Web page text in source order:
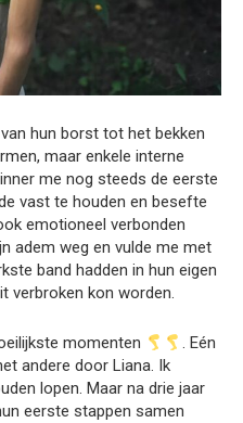
hun borst tot het bekken
maar enkele interne
me nog steeds de eerste
vast te houden en besefte
emotioneel verbonden
adem weg en vulde me met
band hadden in hun eigen
verbroken kon worden.
momenten
. Eén
andere door Liana. Ik
lopen. Maar na drie jaar
eerste stappen samen